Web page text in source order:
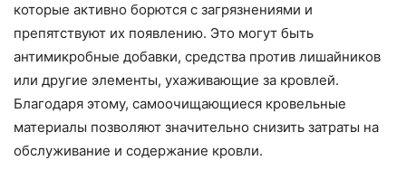
которые активно борются с загрязнениями и
препятствуют их появлению. Это могут быть
антимикробные добавки, средства против лишайников
или другие элементы, ухаживающие за кровлей.
Благодаря этому, самоочищающиеся кровельные
материалы позволяют значительно снизить затраты на
обслуживание и содержание кровли.